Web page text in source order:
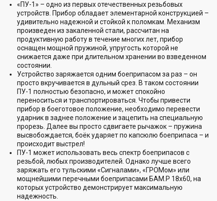
«ПУ-1» – одно из первых отечественных резьбовых
устройств. Прибор обладает элементарной конструкцией –
удивительно надежной и стойкой к поломкам. Механизм
произведен из закаленной стали, рассчитан на
продуктивную работу в течение многих лет, прибор
оснащен мощной пружиной, упругость которой не
снижается даже при длительном хранении во взведенном
состоянии.
Устройство заряжается одним боеприпасом за раз – он
просто вкручивается в дульный срез. В таком состоянии
ПУ-1 полностью безопасно, и может спокойно
переноситься и транспортироваться. Чтобы привести
прибор в боеготовое положение, необходимо перевести
ударник в заднее положение и зацепить на специальную
прорезь. Далее вы просто сдвигаете рычажок – пружина
высвобождается, боёк ударяет по капсюлю боеприпаса – и
происходит выстрел!
ПУ-1 может использовать весь спектр боеприпасов с
резьбой, любых производителей. Однако лучше всего
заряжать его тульскими «Сигналами», «ГРОМом» или
мощнейшими перечными боеприпасами БАМ.Р 18х60, на
которых устройство демонстрирует максимальную
надежность.